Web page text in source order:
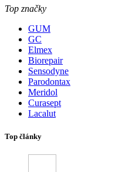
Top značky
GUM
GC
Elmex
Biorepair
Sensodyne
Parodontax
Meridol
Curasept
Lacalut
Top články